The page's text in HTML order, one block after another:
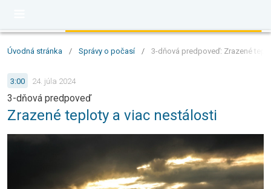
Úvodná stránka / Správy o počasí / 3-dňová predpoveď: Zrazené
3:00 24. júla 2024
3-dňová predpoveď
Zrazené teploty a viac nestálosti